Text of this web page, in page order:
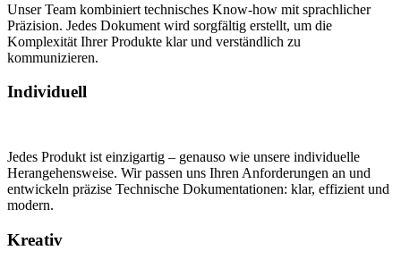
Unser Team kombiniert technisches Know-how mit sprachlicher
Präzision. Jedes Dokument wird sorgfältig erstellt, um die
Komplexität Ihrer Produkte klar und verständlich zu
kommunizieren.
Individuell
Jedes Produkt ist einzigartig – genauso wie unsere individuelle
Herangehensweise. Wir passen uns Ihren Anforderungen an und
entwickeln präzise Technische Dokumentationen: klar, effizient und
modern.
Kreativ